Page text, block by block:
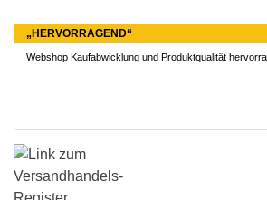
„HERVORRAGEND“
Webshop Kaufabwicklung und Produktqualität